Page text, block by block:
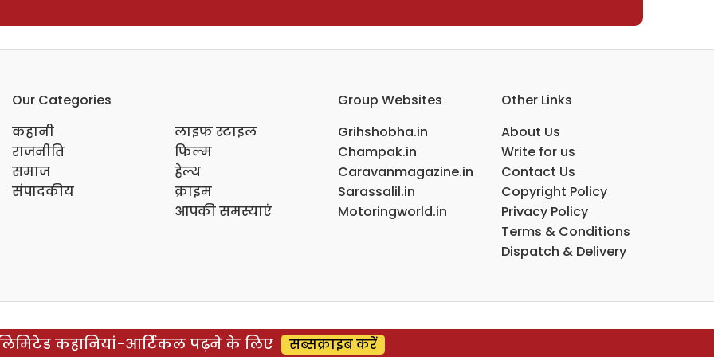
Our Categories
कहानी
राजनीति
समाज
संपादकीय
लाइफ स्टाइल
फिल्म
हेल्थ
क्राइम
आपकी समस्याएं
Group Websites
Grihshobha.in
Champak.in
Caravanmagazine.in
Sarassalil.in
Motoringworld.in
Other Links
About Us
Write for us
Contact Us
Copyright Policy
Privacy Policy
Terms & Conditions
Dispatch & Delivery
कहानियां-आर्टिकल पढ़ने के लिए सब्सक्राइब करें